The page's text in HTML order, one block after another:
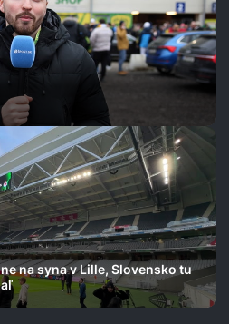
na syna v Lille, Slovensko tu